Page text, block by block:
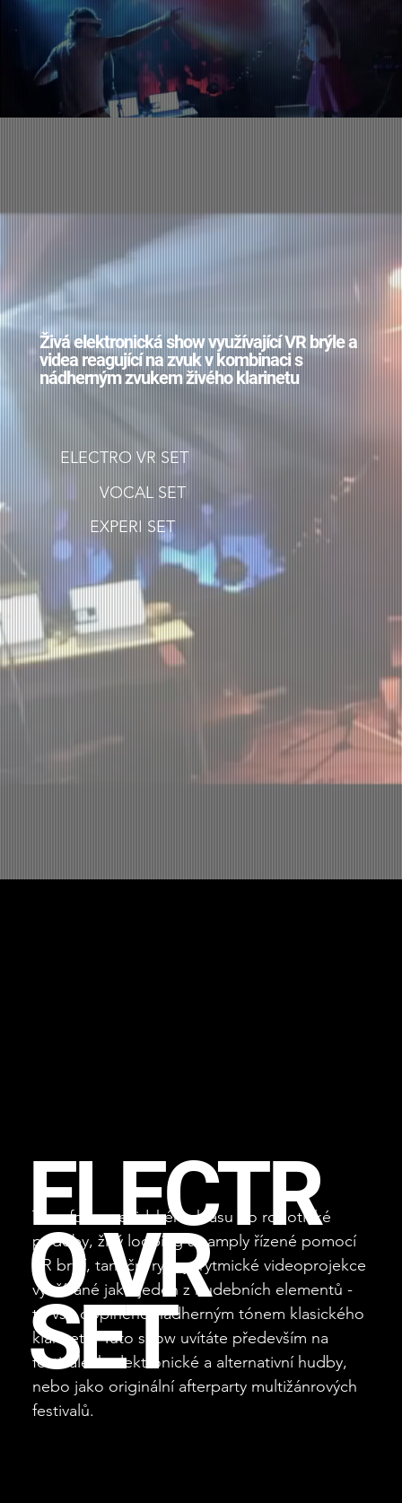
Živá elektronická show využívající VR brýle a
videa reagující na zvuk v kombinaci s
nádherným zvukem živého klarinetu
ELECTRO VR SET
VOCAL SET
EXPERI SET
ELECTR
O VR
SET
Transformace lidského hlasu do robotické
podoby, živý looping a samply řízené pomocí
VR brýlí, taneční rytmy, rytmické videoprojekce
využívané jako jeden z hudebních elementů -
to vše doplněno nádherným tónem klasického
klarinetu. Tuto show uvítáte především na
festivalech elektronické a alternativní hudby,
nebo jako originální afterparty multižánrových
festivalů.